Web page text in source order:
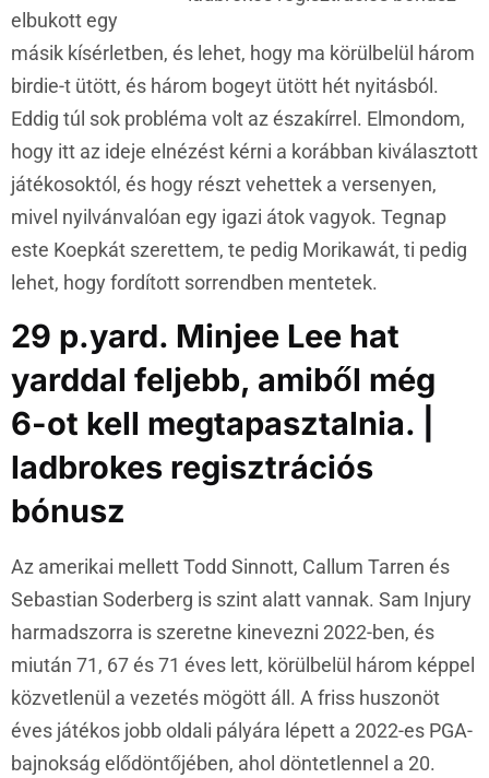
elbukott egy
másik kísérletben, és lehet, hogy ma körülbelül három
birdie-t ütött, és három bogeyt ütött hét nyitásból.
Eddig túl sok probléma volt az északírrel. Elmondom,
hogy itt az ideje elnézést kérni a korábban kiválasztott
játékosoktól, és hogy részt vehettek a versenyen,
mivel nyilvánvalóan egy igazi átok vagyok. Tegnap
este Koepkát szerettem, te pedig Morikawát, ti pedig
lehet, hogy fordított sorrendben mentetek.
29 p.yard. Minjee Lee hat
yarddal feljebb, amiből még
6-ot kell megtapasztalnia. |
ladbrokes regisztrációs
bónusz
Az amerikai mellett Todd Sinnott, Callum Tarren és
Sebastian Soderberg is szint alatt vannak. Sam Injury
harmadszorra is szeretne kinevezni 2022-ben, és
miután 71, 67 és 71 éves lett, körülbelül három képpel
közvetlenül a vezetés mögött áll. A friss huszonöt
éves játékos jobb oldali pályára lépett a 2022-es PGA-
bajnokság elődöntőjében, ahol döntetlennel a 20.